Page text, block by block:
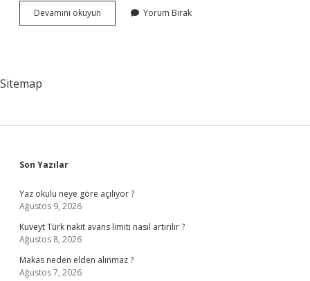
Devamını okuyun Uyurgezer
Deyim
Yorum Bırak
Sitemap
Sidebar
Son Yazılar
Yaz okulu neye göre açılıyor ?
Ağustos 9, 2026
Kuveyt Türk nakit avans limiti nasıl artırılır ?
Ağustos 8, 2026
Makas neden elden alınmaz ?
Ağustos 7, 2026